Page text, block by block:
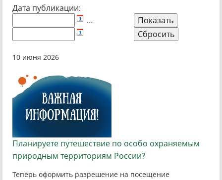
Дата публикации:
…
10 июня 2026
Планируете путешествие по особо охраняемым
природным территориям России?
Теперь оформить разрешение на посещение